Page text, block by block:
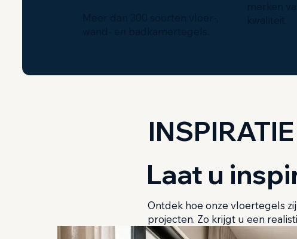
INSPIRATIE
Laat u
Ontdek hoe onze vloertegels
projecten. Zo krijgt u een